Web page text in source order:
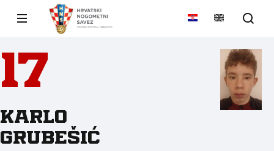
17
Karlo
Grubešić